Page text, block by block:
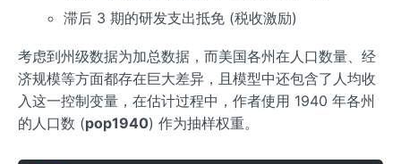
滞后 3 期的研发支出抵免 (税收激励)
考虑到州级数据为加总数据，而美国各州在人口数量、经
济规模等方面都存在巨大差异，且模型中还包含了人均收
入这一控制变量，在估计过程中，作者使用 1940 年各州
的人口数 (pop1940) 作为抽样权重。